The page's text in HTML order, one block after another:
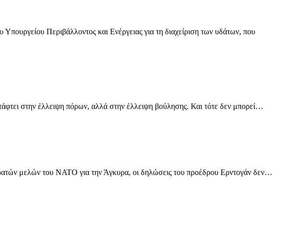
Περιβάλλοντος και Ενέργειας για τη διαχείριση των υδάτων, που
στην έλλειψη πόρων, αλλά στην έλλειψη βούλησης. Και τότε δεν μπορεί…
μελών του ΝΑΤΟ για την Άγκυρα, οι δηλώσεις του προέδρου Ερντογάν δεν…